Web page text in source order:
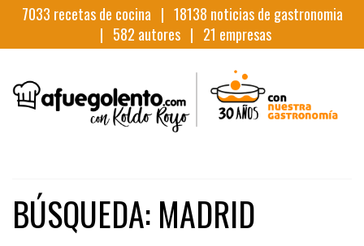
7033 recetas de cocina | 18138 noticias de gastronomia
| 582 autores | 21 empresas
BÚSQUEDA: MADRID